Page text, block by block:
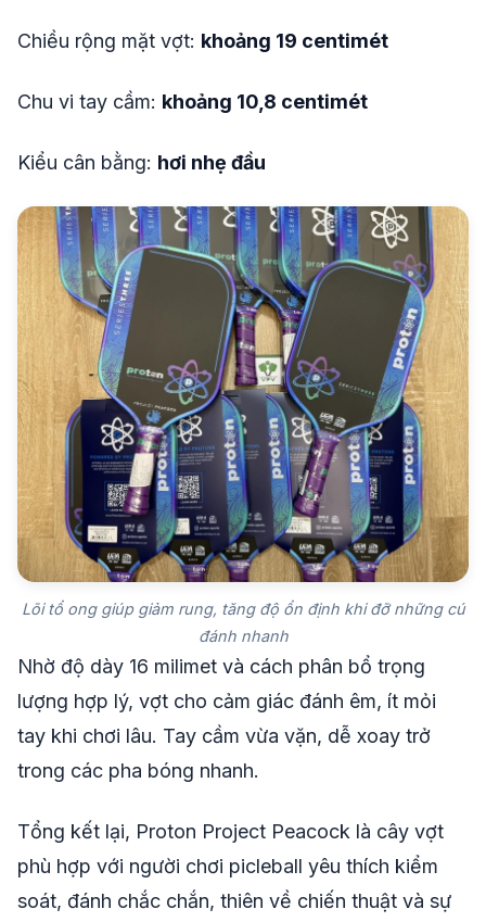
Chiều rộng mặt vợt: khoảng 19 centimét
Chu vi tay cầm: khoảng 10,8 centimét
Kiểu cân bằng: hơi nhẹ đầu
Lõi tổ ong giúp giảm rung, tăng độ ổn định khi đỡ những cú
đánh nhanh
Nhờ độ dày 16 milimet và cách phân bổ trọng
lượng hợp lý, vợt cho cảm giác đánh êm, ít mỏi
tay khi chơi lâu. Tay cầm vừa vặn, dễ xoay trở
trong các pha bóng nhanh.
Tổng kết lại, Proton Project Peacock là cây vợt
phù hợp với người chơi picleball yêu thích kiểm
soát, đánh chắc chắn, thiên về chiến thuật và sự